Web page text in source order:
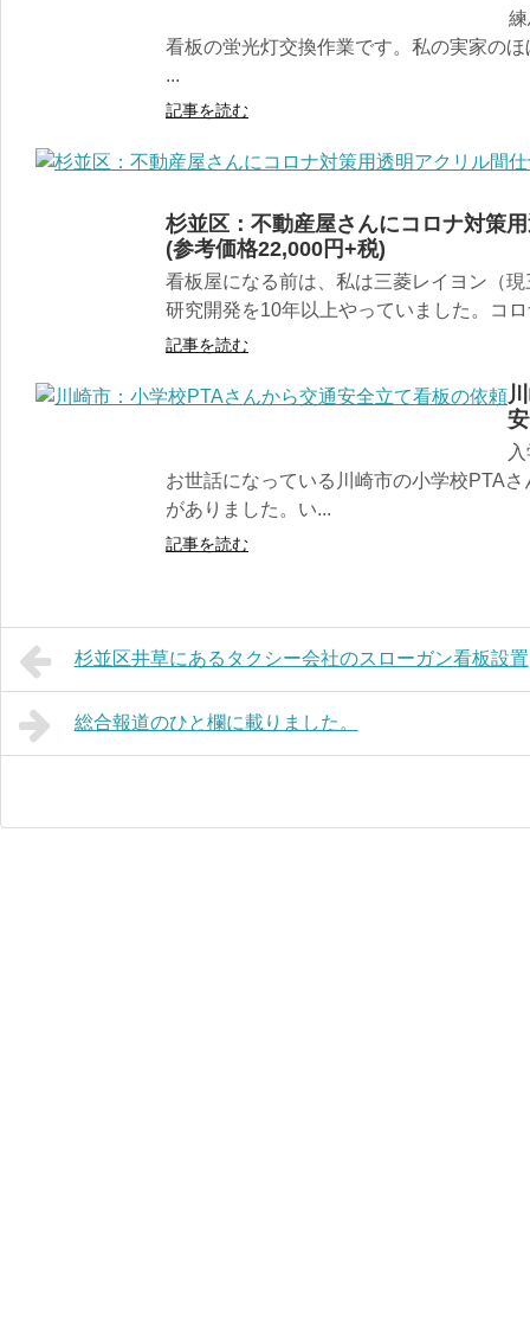
看板の蛍光灯交換作業です。私の実家の
...
記事を読む
杉並区：不動産屋さんにコロナ対策
(参考価格22,000円+税)
看板屋になる前は、私は三菱レイヨン（
研究開発を10年以上やっていました。コ
記事を読む
お世話になっている川崎市の小学校PTA
がありました。い...
記事を読む
杉並区井草にあるタクシー会社のスローガン看板設置
総合報道のひと欄に載りました。